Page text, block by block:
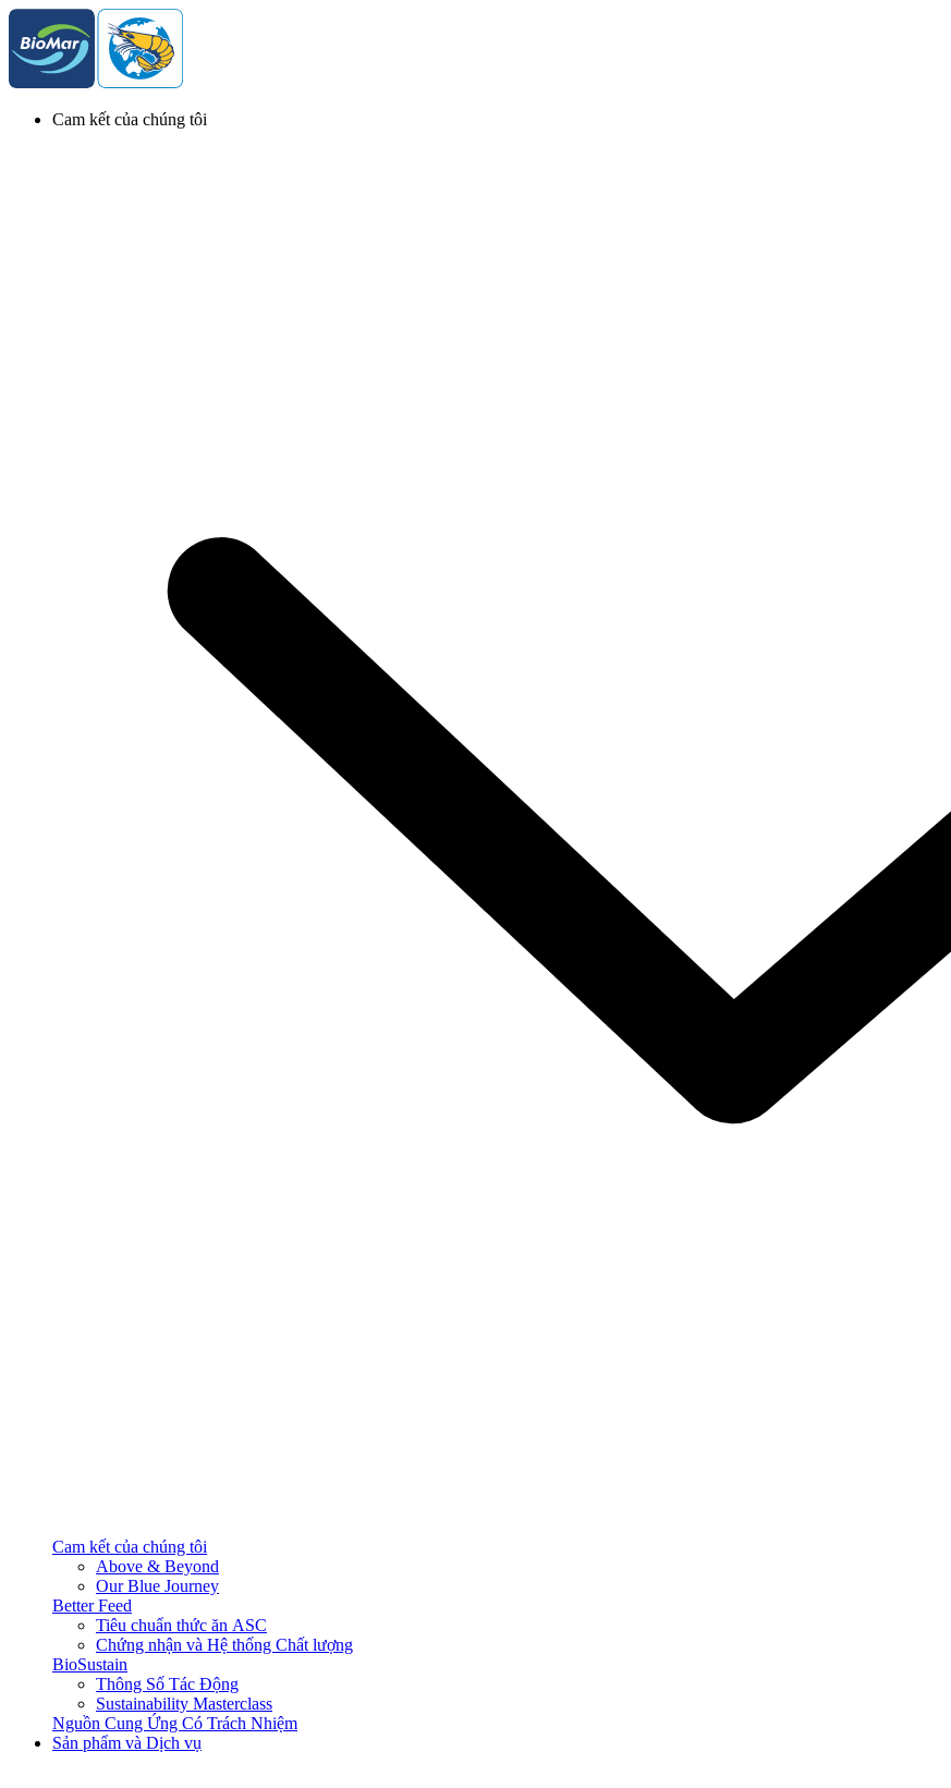
Cam kết của chúng tôi
Cam kết của chúng tôi
Above & Beyond
Our Blue Journey
Better Feed
Tiêu chuẩn thức ăn ASC
Chứng nhận và Hệ thống Chất lượng
BioSustain
Thông Số Tác Động
Sustainability Masterclass
Nguồn Cung Ứng Có Trách Nhiệm
Sản phẩm và Dịch vụ